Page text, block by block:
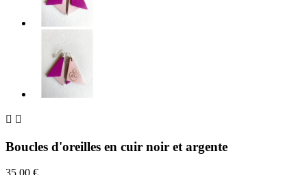
 
Boucles d'oreilles en cuir noir et argente